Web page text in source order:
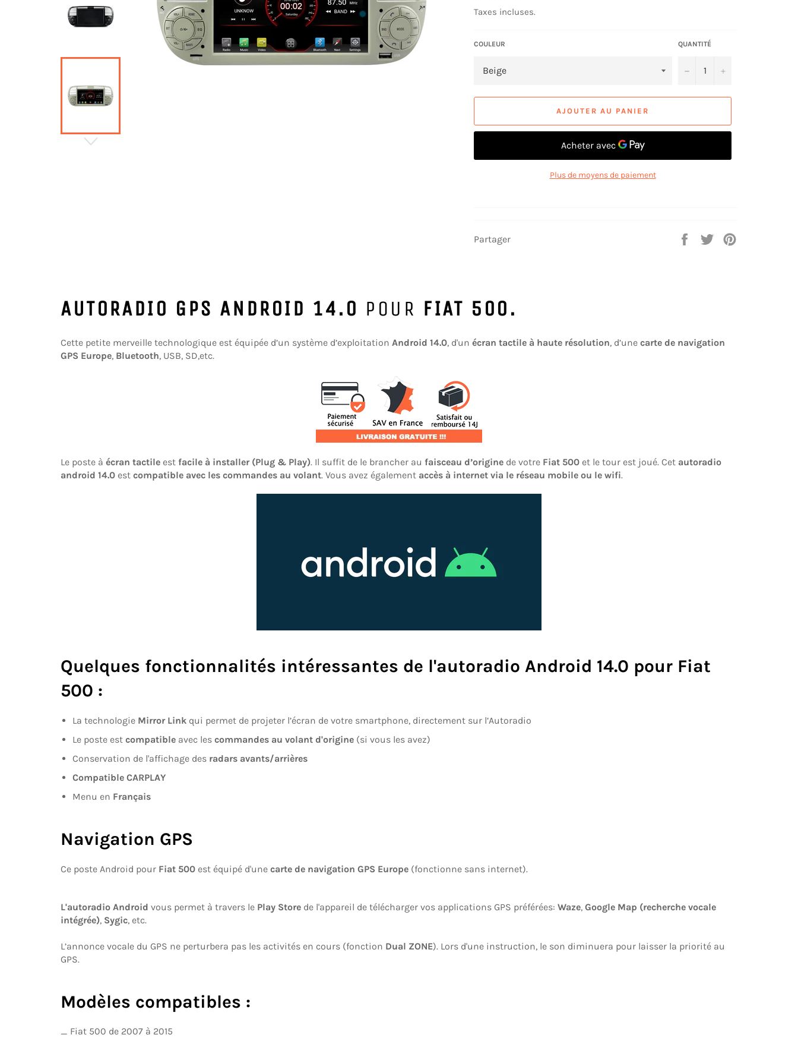
Taxes incluses.
COULEUR QUANTITÉ
− +
AJOUTER AU PANIER
Plus de moyens de paiement
Partager
PartagerTweeter
AUTORADIO GPS ANDROID 14.0 POUR FIAT 500.
Cette petite merveille technologique est équipée d’un système d’exploitation Android 14.0, d'un écran tactile à haute résolution, d’une carte de navigation
GPS Europe, Bluetooth, USB, SD,etc.
Le poste à écran tactile est facile à installer (Plug & Play). Il suffit de le brancher au faisceau d’origine de votre Fiat 500 et le tour est joué. Cet autoradio
android 14.0 est compatible avec les commandes au volant. Vous avez également accès à internet via le réseau mobile ou le wifi.
Quelques fonctionnalités intéressantes de l'autoradio Android 14.0 pour Fiat
500 :
La technologie Mirror Link qui permet de projeter l’écran de votre smartphone, directement sur l’Autoradio
Le poste est compatible avec les commandes au volant d'origine (si vous les avez)
Conservation de l'affichage des radars avants/arrières
Compatible CARPLAY
Menu en Français
Navigation GPS
Ce poste Android pour Fiat 500 est équipé d'une carte de navigation GPS Europe (fonctionne sans internet).
L'autoradio Android vous permet à travers le Play Store de l'appareil de télécharger vos applications GPS préférées: Waze, Google Map (recherche vocale
intégrée), Sygic, etc.
L’annonce vocale du GPS ne perturbera pas les activités en cours (fonction Dual ZONE). Lors d'une instruction, le son diminuera pour laisser la priorité au
GPS.
Modèles compatibles :
_ Fiat 500 de 2007 à 2015